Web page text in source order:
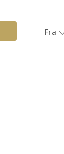
Fra